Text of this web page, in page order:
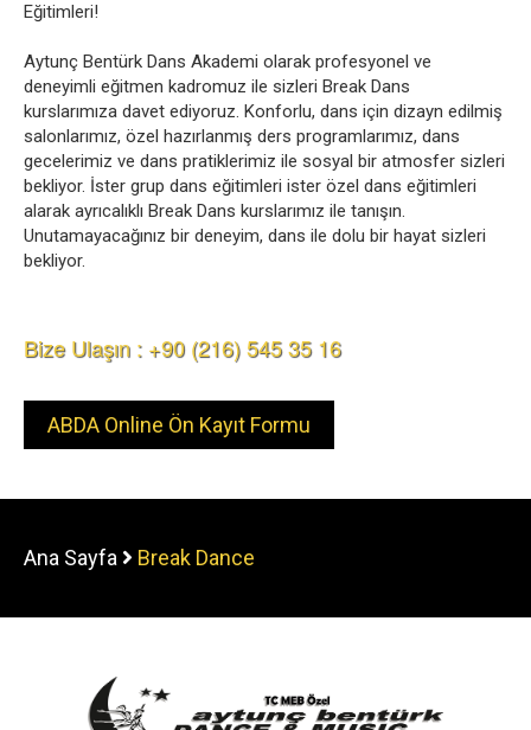
Eğitimleri!
Aytunç Bentürk Dans Akademi olarak profesyonel ve
deneyimli eğitmen kadromuz ile sizleri Break Dans
kurslarımıza davet ediyoruz. Konforlu, dans için dizayn edilmiş
salonlarımız, özel hazırlanmış ders programlarımız, dans
gecelerimiz ve dans pratiklerimiz ile sosyal bir atmosfer sizleri
bekliyor. İster grup dans eğitimleri ister özel dans eğitimleri
alarak ayrıcalıklı Break Dans kurslarımız ile tanışın.
Unutamayacağınız bir deneyim, dans ile dolu bir hayat sizleri
bekliyor.
Bize Ulaşın : +90 (216) 545 35 16
ABDA Online Ön Kayıt Formu
Ana Sayfa Break Dance